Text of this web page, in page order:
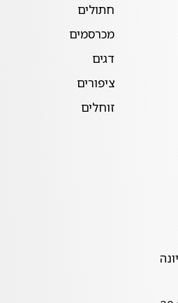
חתולים
מכרסמים
דגים
ציפורים
זוחלים